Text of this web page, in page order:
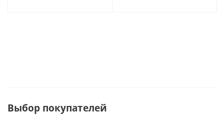
Выбор покупателей